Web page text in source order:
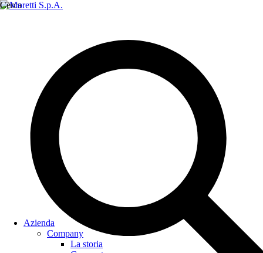
Cerca
Azienda
Company
La storia